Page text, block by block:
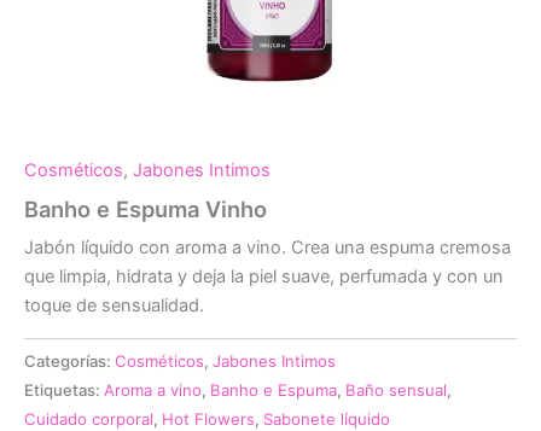
Cosméticos, Jabones Intimos
Banho e Espuma Vinho
Jabón líquido con aroma a vino. Crea una espuma cremosa
que limpia, hidrata y deja la piel suave, perfumada y con un
toque de sensualidad.
Categorías: Cosméticos, Jabones Intimos
Etiquetas: Aroma a vino, Banho e Espuma, Baño sensual,
Cuidado corporal, Hot Flowers, Sabonete líquido